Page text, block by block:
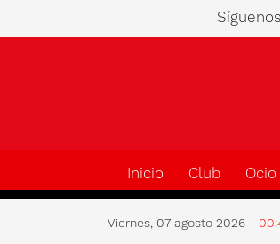
Inicio Club Ocio
Viernes, 07 agosto 2026 -